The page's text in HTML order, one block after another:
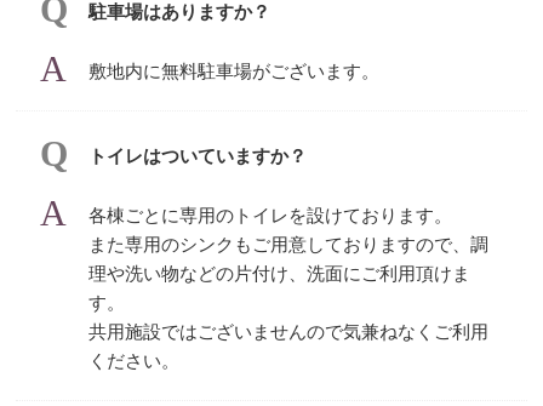
駐車場はありますか？
敷地内に無料駐車場がございます。
トイレはついていますか？
各棟ごとに専用のトイレを設けております。
また専用のシンクもご用意しておりますので、調
理や洗い物などの片付け、洗面にご利用頂けま
す。
共用施設ではございませんので気兼ねなくご利用
ください。